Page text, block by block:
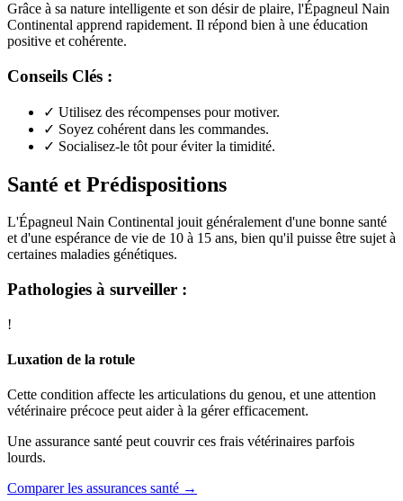
Grâce à sa nature intelligente et son désir de plaire, l'Épagneul Nain
Continental apprend rapidement. Il répond bien à une éducation
positive et cohérente.
Conseils Clés :
✓ Utilisez des récompenses pour motiver.
✓ Soyez cohérent dans les commandes.
✓ Socialisez-le tôt pour éviter la timidité.
Santé et Prédispositions
L'Épagneul Nain Continental jouit généralement d'une bonne santé
et d'une espérance de vie de 10 à 15 ans, bien qu'il puisse être sujet à
certaines maladies génétiques.
Pathologies à surveiller :
!
Luxation de la rotule
Cette condition affecte les articulations du genou, et une attention
vétérinaire précoce peut aider à la gérer efficacement.
Une assurance santé peut couvrir ces frais vétérinaires parfois
lourds.
Comparer les assurances santé →